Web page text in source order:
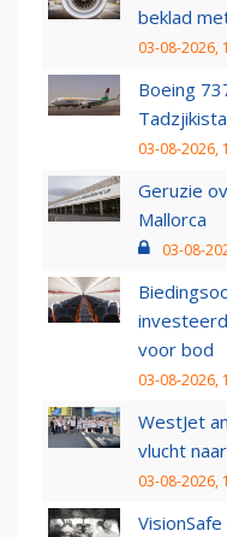
beklad
03-08-2026,
Boeing
03-08-2026,
Geruzie
Mallorca
03-08-
voor bod
03-08-2026,
WestJet
vlucht
03-08-2026,